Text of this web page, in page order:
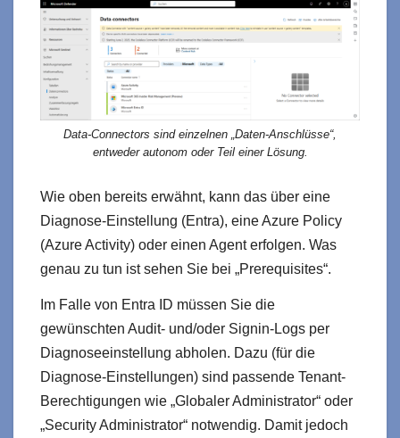
Data-Connectors sind einzelnen „Daten-Anschlüsse“,
entweder autonom oder Teil einer Lösung.
Wie oben bereits erwähnt, kann das über eine
Diagnose-Einstellung (Entra), eine Azure Policy
(Azure Activity) oder einen Agent erfolgen. Was
genau zu tun ist sehen Sie bei „Prerequisites“.
Im Falle von Entra ID müssen Sie die
gewünschten Audit- und/oder Signin-Logs per
Diagnoseeinstellung abholen. Dazu (für die
Diagnose-Einstellungen) sind passende Tenant-
Berechtigungen wie „Globaler Administrator“ oder
„Security Administrator“ notwendig. Damit jedoch